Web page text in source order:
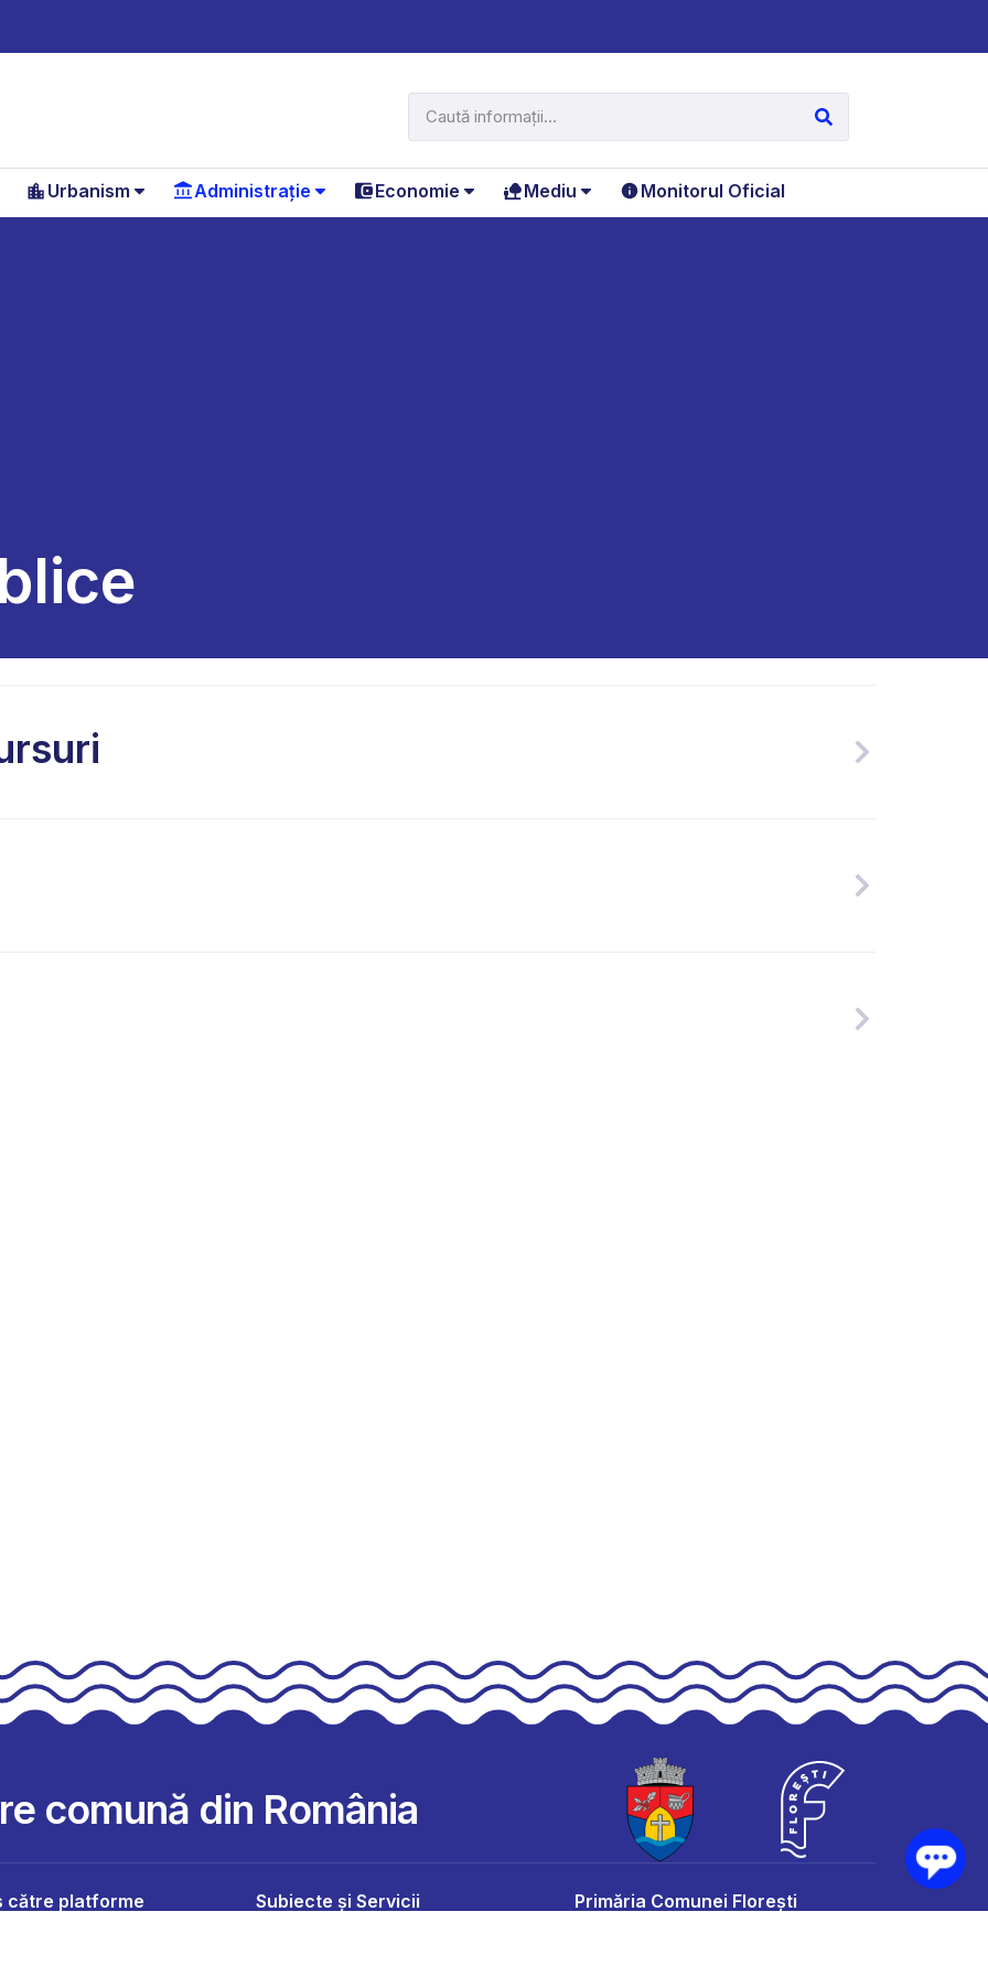
Urbanism Administrație Economie Mediu Monitorul Oficial
comună din România
către platforme Subiecte și Servicii Primăria Comunei Florești